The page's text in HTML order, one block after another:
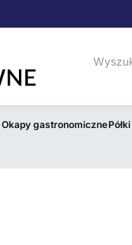
Okapy gastronomiczne